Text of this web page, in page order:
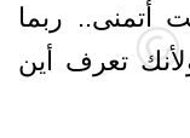
أتمنى.. ربما
تعرف أين